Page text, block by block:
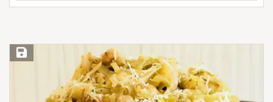
Save Recipe